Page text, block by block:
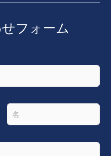
フォーム